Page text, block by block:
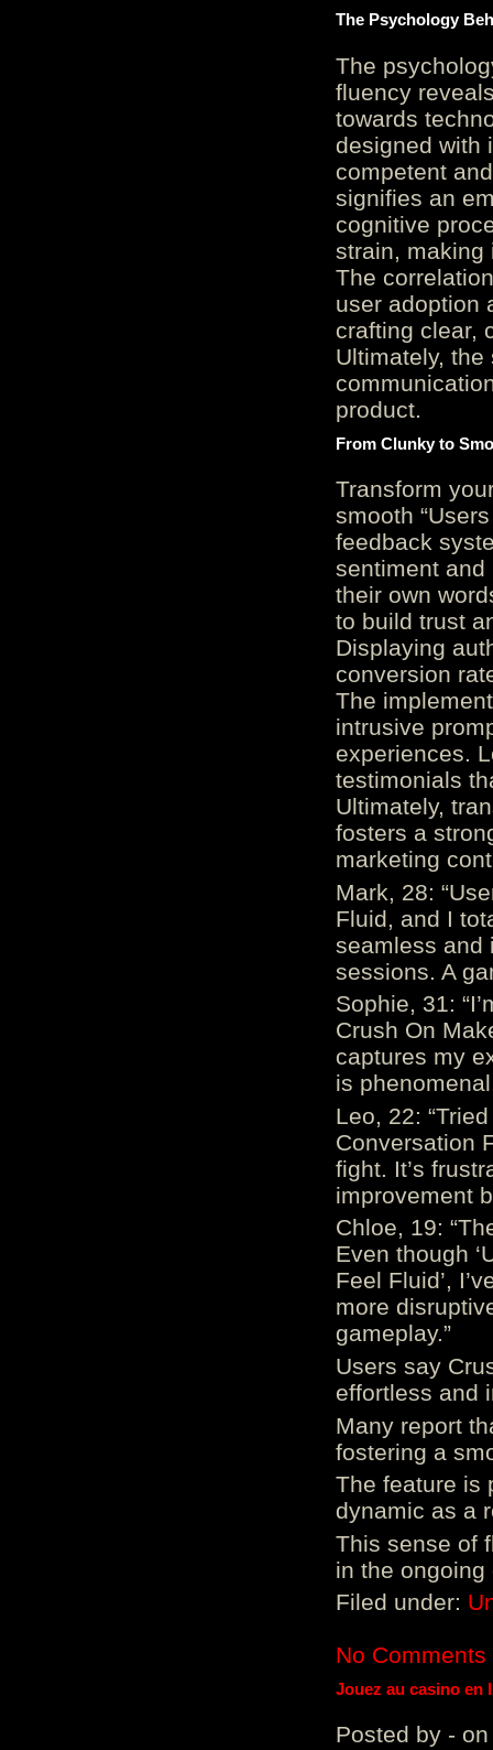
The Psychology
The
fluency
towards
designed with
competent
signifies an
cognitive
strain, making
The
user adoption
crafting clear,
Ultimately,
product.
From Clunky to
Transform
smooth
feedback
sentiment and
their own
to build trust
Displaying
conversion
The
intrusive
experiences.
testimonials
Ultimately,
fosters a
marketing
Mark, 28:
Fluid, and I
seamless and
sessions. A
Sophie, 31:
Crush On
captures my
is
Leo, 22:
Conversation
fight. It’s
improvement
Chloe, 19:
Even though
Feel Fluid’,
more
gameplay.”
Users say
effortless and
Many report
fostering a
The feature is
dynamic as a
This sense of
in the ongoing
Filed under:
No Comments
Jouez au casino en
Posted by - on